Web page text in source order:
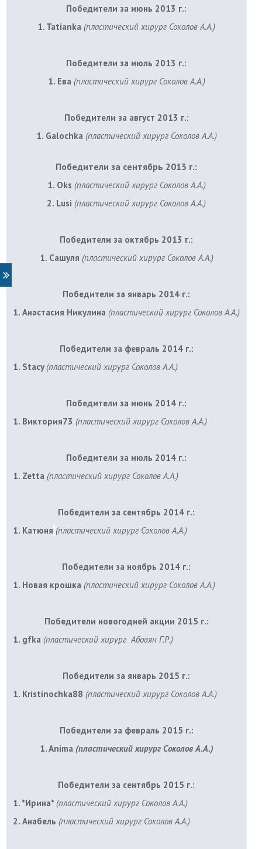
Победители за июнь 2013 г.:
1. Tatianka (пластический хирург Соколов А.А.)
Победители за июль 2013 г.:
1. Ева (пластический хирург Соколов А.А.)
Победители за август 2013 г.:
1. Galochka (пластический хирург Соколов А.А.)
Победители за сентябрь 2013 г.:
1. Oks (пластический хирург Соколов А.А.)
2. Lusi (пластический хирург Соколов А.А.)
Победители за октябрь 2013 г.:
1. Сашуля (пластический хирург Соколов А.А.)
Победители за январь 2014 г.:
1. Анастасия Никулина (пластический хирург Соколов А.А.)
Победители за февраль 2014 г.:
1. Stacy (пластический хирург Соколов А.А.)
Победители за июнь 2014 г.:
1. Виктория73 (пластический хирург Соколов А.А.)
Победители за июль 2014 г.:
1. Zetta (пластический хирург Соколов А.А.)
Победители за сентябрь 2014 г.:
1. Катюня (пластический хирург Соколов А.А.)
Победители за ноябрь 2014 г.:
1. Новая крошка (пластический хирург Соколов А.А.)
Победители новогодней акции 2015 г.:
1. gfka (пластический хирург Абовян Г.Р.)
Победители за январь 2015 г.:
1. Kristinochka88 (пластический хирург Соколов А.А.)
Победители за февраль 2015 г.:
1. Anima (пластический хирург Соколов А.А.)
Победители за сентябрь 2015 г.:
1. *Ирина* (пластический хирург Соколов А.А.)
2. Анабель (пластический хирург Соколов А.А.)